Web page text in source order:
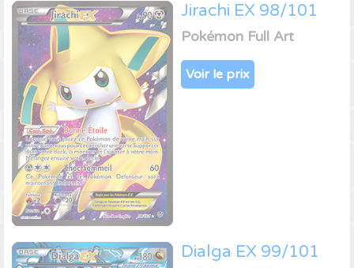
Jirachi EX 98/101
Pokémon Full Art
Voir le prix
Dialga EX 99/101